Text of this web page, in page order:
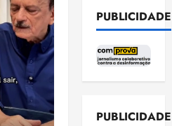
PUBLICIDADE
PUBLICIDADE